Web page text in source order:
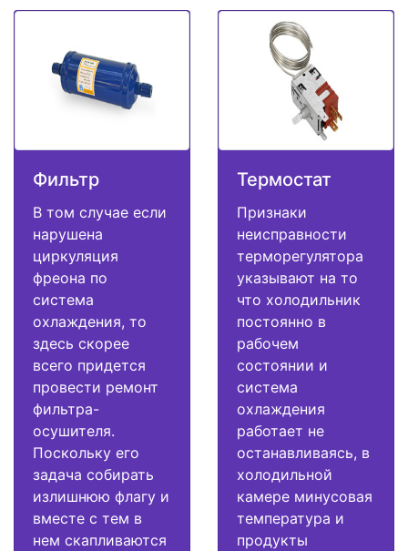
Фильтр
В том случае если
нарушена
циркуляция
фреона по
система
охлаждения, то
здесь скорее
всего придется
провести ремонт
фильтра-
осушителя.
Поскольку его
задача собирать
излишнюю флагу и
вместе с тем в
нем скапливаются
Термостат
Признаки
неисправности
терморегулятора
указывают на то
что холодильник
постоянно в
рабочем
состоянии и
система
охлаждения
работает не
останавливаясь, в
холодильной
камере минусовая
температура и
продукты